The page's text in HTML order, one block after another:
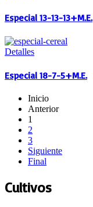
Especial 13-13-13+M.E.
Detalles
Especial 18-7-5+M.E.
Inicio
Anterior
1
2
3
Siguiente
Final
Cultivos